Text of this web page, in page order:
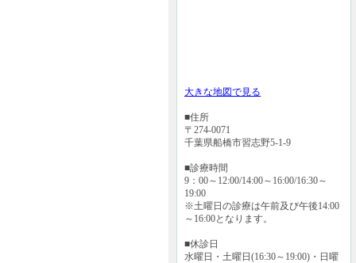
大きな地図で見る
■住所
〒274-0071
千葉県船橋市習志野5-1-9
■診療時間
9：00～12:00/14:00～16:00/16:30～
19:00
※土曜日の診療は午前及び午後14:00
～16:00となります。
■休診日
水曜日・土曜日(16:30～19:00)・日曜